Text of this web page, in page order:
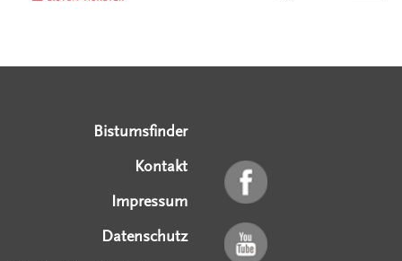
Bistumsfinder
Kontakt
Impressum
Datenschutz